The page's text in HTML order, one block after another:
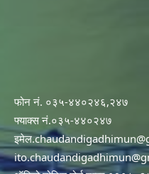
फोन नं. ०३५-४४०२४६,२४७
फ्याक्स नं.०३५-४४०२४७
इमेल